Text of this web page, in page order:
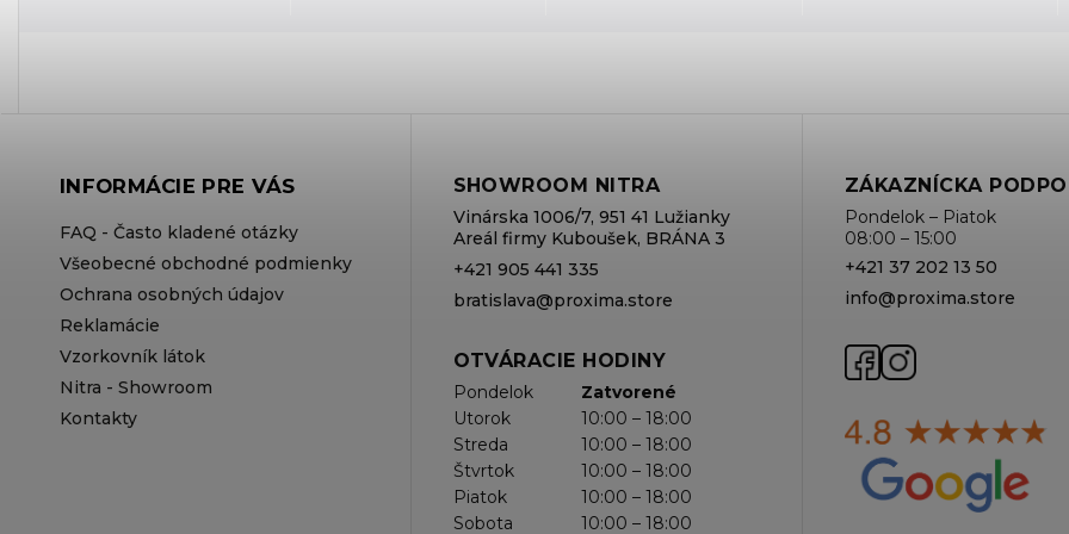
INFORMÁCIE PRE VÁS
FAQ - Často kladené otázky
Všeobecné obchodné podmienky
Ochrana osobných údajov
Reklamácie
Vzorkovník látok
Nitra - Showroom
Kontakty
SHOWROOM NITRA
Vinárska 1006/7, 951 41 Lužianky
Areál firmy Kuboušek, BRÁNA 3
+421 905 441 335
bratislava@proxima.store
OTVÁRACIE HODINY
Pondelok
Zatvorené
Utorok
10:00 – 18:00
Streda
10:00 – 18:00
Štvrtok
10:00 – 18:00
Piatok
10:00 – 18:00
Sobota
10:00 – 18:00
ZÁKAZNÍCKA
Pondelok – Piatok
08:00 – 15:00
+421 37 202 13 50
info@proxima.store